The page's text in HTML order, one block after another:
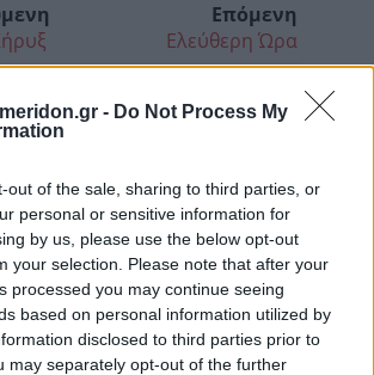
- Do Not Process My
out of the sale, sharing to third parties, or
personal or sensitive information for
by us, please use the below opt-out
your selection. Please note that after your
processed you may continue seeing
based on personal information utilized by
disclosed to third parties prior to
may separately opt-out of the further
Επόμενη
Ελεύθερη Ώρα